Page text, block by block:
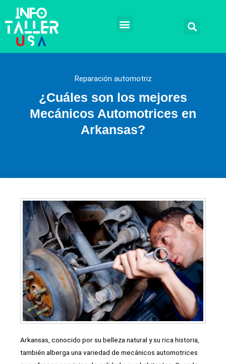
contenido
Reparación automotriz
¿Cuáles son los mejores
Mecánicos Automotrices en
Arkansas?
Arkansas, conocido por su belleza natural y su rica historia,
también alberga una variedad de mecánicos automotrices